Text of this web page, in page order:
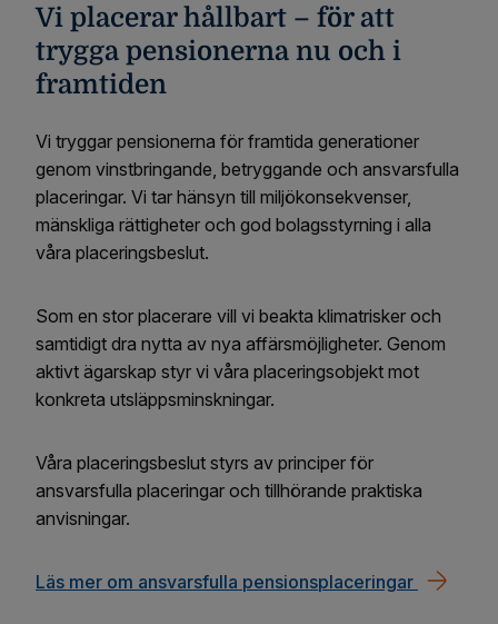
Vi placerar hållbart – för att
trygga pensionerna nu och i
framtiden
Vi tryggar pensionerna för framtida generationer
genom vinstbringande, betryggande och ansvarsfulla
placeringar. Vi tar hänsyn till miljökonsekvenser,
mänskliga rättigheter och god bolagsstyrning i alla
våra placeringsbeslut.
Som en stor placerare vill vi beakta klimatrisker och
samtidigt dra nytta av nya affärsmöjligheter. Genom
aktivt ägarskap styr vi våra placeringsobjekt mot
konkreta utsläppsminskningar.
Våra placeringsbeslut styrs av principer för
ansvarsfulla placeringar och tillhörande praktiska
anvisningar.
Läs mer om ansvarsfulla pensionsplaceringar